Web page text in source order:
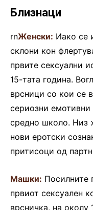
Близнаци
rnЖенски: Иако се
склони кон
првите сексуални
15-тата година.
врсници со кои се
сериозни емотивни
средно школо. Низ
нови еротски
притисоци од
Машки: Посилните
првиот сексуален
врсничка, на околу